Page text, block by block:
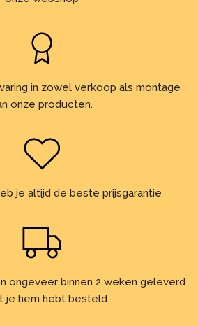
in zowel verkoop als montage
onze producten.
je altijd de beste prijsgarantie
ongeveer binnen 2 weken geleverd
je hem hebt besteld